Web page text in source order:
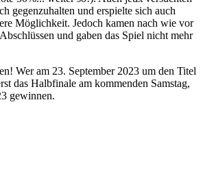
gegenzuhalten und erspielte sich auch
Möglichkeit. Jedoch kamen nach wie vor
und gaben das Spiel nicht mehr
Wer am 23. September 2023 um den Titel
das Halbfinale am kommenden Samstag,
gewinnen.